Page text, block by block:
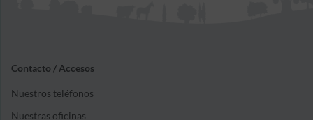
Contacto / Accesos
Nuestros teléfonos
Nuestras oficinas